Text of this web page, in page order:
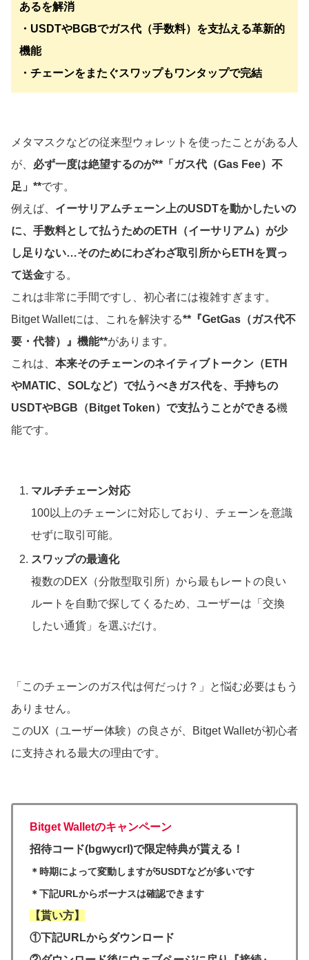
あるを解消
・USDTやBGBでガス代（手数料）を支払える革新的
機能
・チェーンをまたぐスワップもワンタップで完結
メタマスクなどの従来型ウォレットを使ったことがある人
が、 必ず一度は絶望するのが**「ガス代（Gas Fee）不
足」**です。
例えば、 イーサリアムチェーン上のUSDTを動かしたいの
に、手数料として払うためのETH（イーサリアム）が少
し足りない…そのためにわざわざ取引所からETHを買っ
て送金する。
これは非常に手間ですし、初心者には複雑すぎます。
Bitget Walletには、これを解決する**『GetGas（ガス代不
要・代替）』機能**があります。
これは、 本来そのチェーンのネイティブトークン（ETH
やMATIC、SOLなど）で払うべきガス代を、手持ちの
USDTやBGB（Bitget Token）で支払うことができる機
能です。
マルチチェーン対応
100以上のチェーンに対応しており、チェーンを意識
せずに取引可能。
スワップの最適化
複数のDEX（分散型取引所）から最もレートの良い
ルートを自動で探してくるため、ユーザーは「交換
したい通貨」を選ぶだけ。
「このチェーンのガス代は何だっけ？」と悩む必要はもう
ありません。
このUX（ユーザー体験）の良さが、Bitget Walletが初心者
に支持される最大の理由です。
Bitget Walletのキャンペーン
招待コード(bgwycrl)で限定特典が貰える！
＊時期によって変動しますが5USDTなどが多いです
＊下記URLからボーナスは確認できます
【貰い方】
①下記URLからダウンロード